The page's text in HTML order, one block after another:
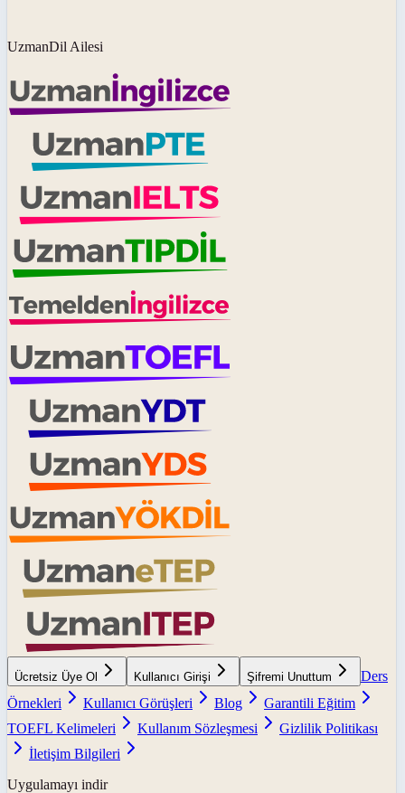
UzmanDil Ailesi
Ücretsiz Üye Ol Kullanıcı Girişi Şifremi Unuttum
Ders
Örnekleri
Kullanıcı Görüşleri Blog
Garantili Eğitim
TOEFL Kelimeleri
Kullanım Sözleşmesi
Gizlilik Politikası
İletişim Bilgileri
Uygulamayı indir